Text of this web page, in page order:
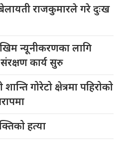
बेलायती राजकुमारले गरे दुःख
न्यूनीकरणका लागि
संरक्षण कार्य सुरु
गोरेटो क्षेत्रमा पहिरोको
हत्या